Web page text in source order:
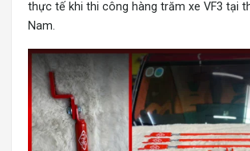
thực tế khi thi công hàng trăm xe VF3 tại
Nam.